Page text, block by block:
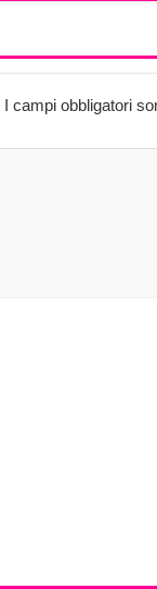
I campi obbligatori